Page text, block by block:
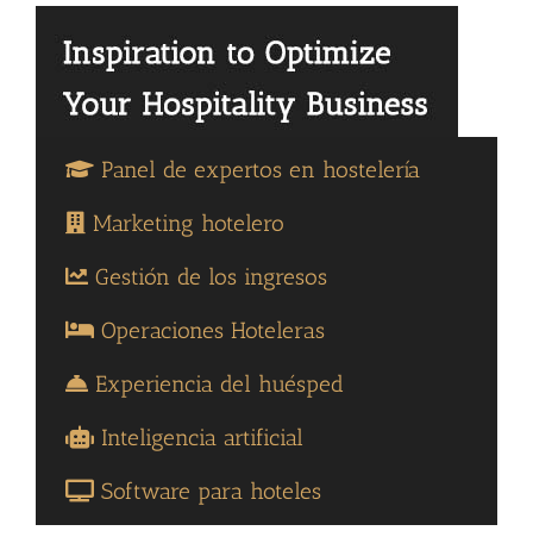
Panel de expertos en hostelería
Marketing hotelero
Gestión de los ingresos
Operaciones Hoteleras
Experiencia del huésped
Inteligencia artificial
Software para hoteles